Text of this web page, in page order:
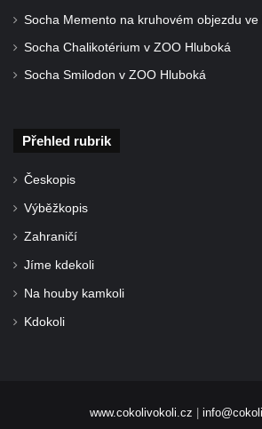
Socha svatého Václava u kostela
zahradě v zámeckém parku v Duchcově
parku v Duchcově
Socha Walthera von der Vogelweide v
Duchcově
Busta Bedřicha Smetany v sadech B.
Smetany v Duchcově
Busta Ludwiga van Beethovena v sadech
Památník Johanna Wolfganga Goetha u
Socha Memento na kruhovém objezdu
Socha Chalikotérium v ZOO Hluboká
Socha Smilodon v ZOO Hluboká
Přehled rubrik
Českopis
Výběžkopis
Zahraničí
Jíme kdekoli
Na houby kamkoli
Kdokoli
www.cokolivokoli.cz